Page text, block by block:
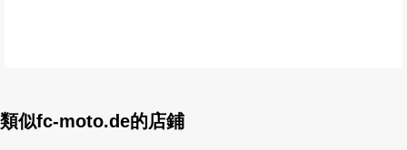
類似fc-moto.de的店鋪